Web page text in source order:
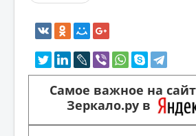
Самое важное на
Зеркало.ру в